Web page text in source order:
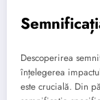
Descoperirea
înțelegerea
este crucială. Din